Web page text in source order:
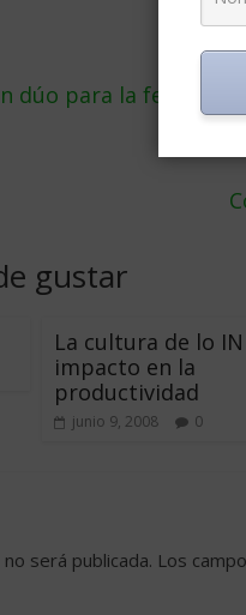
dúo para la felicidad
gustar
La cultura de lo IN
impacto en la
productividad
junio 9, 2008 0
será publicada. Los